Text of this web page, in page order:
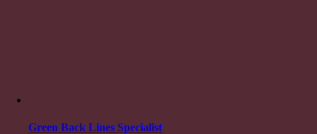
Green Back Lines Specialist